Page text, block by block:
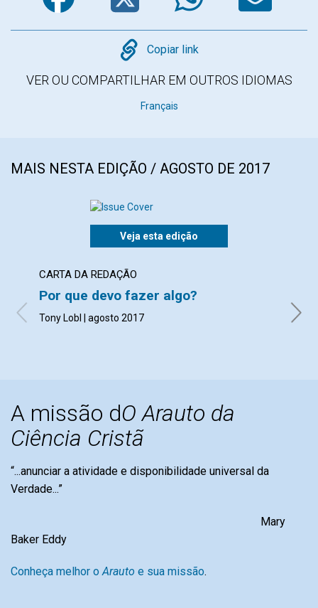
Copy
Copiar link
VER OU COMPARTILHAR EM OUTROS IDIOMAS
Français
MAIS NESTA EDIÇÃO / AGOSTO DE 2017
Veja esta edição
CARTA DA REDAÇÃO
Por que devo fazer algo?
Tony Lobl | agosto 2017
A missão dO Arauto da
Ciência Cristã
“...anunciar a atividade e disponibilidade universal da
Verdade...”
Mary
Baker Eddy
Conheça melhor o Arauto e sua missão.